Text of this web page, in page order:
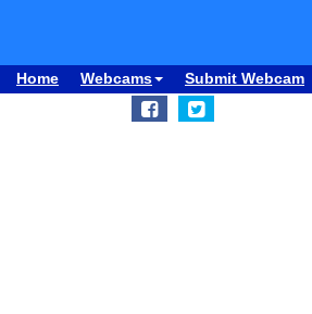
Home Webcams Submit Webcam